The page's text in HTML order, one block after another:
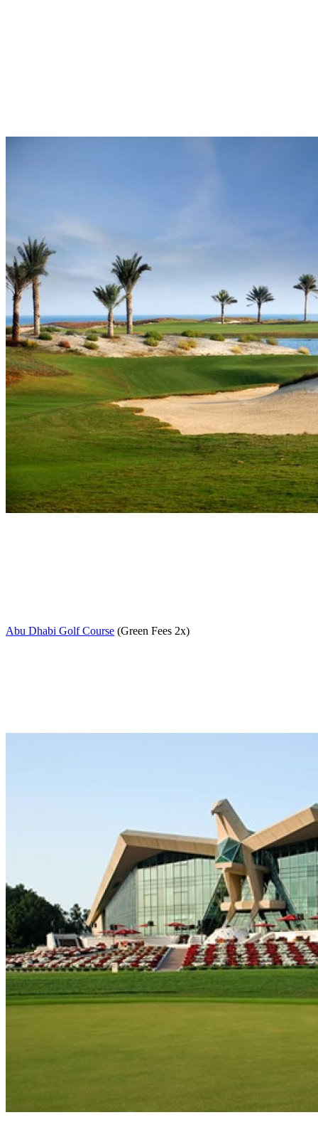
Abu Dhabi Golf Course (Green Fees 2x)